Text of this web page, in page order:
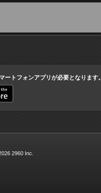
トフォンアプリが必要となります。
2960 Inc.